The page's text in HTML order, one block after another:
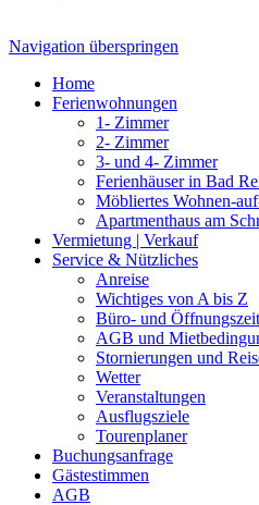
Navigation überspringen
Home
Ferienwohnungen
1- Zimmer
2- Zimmer
3- und 4- Zimmer
Ferienhäuser in Bad
Möbliertes Wohnen-
Apartmenthaus am
Vermietung | Verkauf
Service & Nützliches
Anreise
Wichtiges von A bis Z
Büro- und
AGB und
Stornierungen und
Wetter
Veranstaltungen
Ausflugsziele
Tourenplaner
Buchungsanfrage
Gästestimmen
AGB